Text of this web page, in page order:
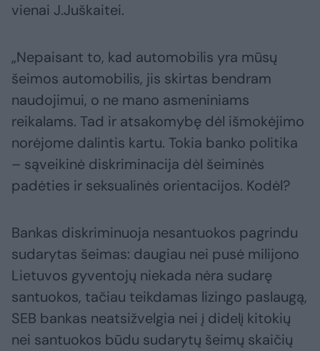
vienai J.Juškaitei.
„Nepaisant to, kad automobilis yra mūsų
šeimos automobilis, jis skirtas bendram
naudojimui, o ne mano asmeniniams
reikalams. Tad ir atsakomybę dėl išmokėjimo
norėjome dalintis kartu. Tokia banko politika
– sąveikinė diskriminacija dėl šeiminės
padėties ir seksualinės orientacijos. Kodėl?
Bankas diskriminuoja nesantuokos pagrindu
sudarytas šeimas: daugiau nei pusė milijono
Lietuvos gyventojų niekada nėra sudarę
santuokos, tačiau teikdamas lizingo paslaugą,
SEB bankas neatsižvelgia nei į didelį kitokių
nei santuokos būdu sudarytų šeimų skaičių